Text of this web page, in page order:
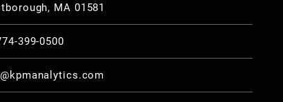
MA 01581
399-0500